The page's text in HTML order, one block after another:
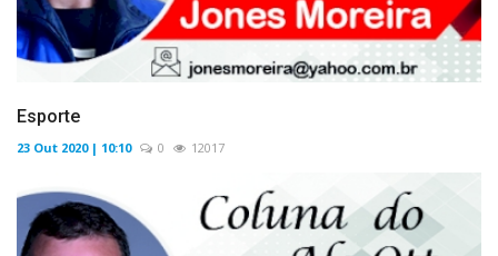
Esporte
23 Out 2020 | 10:10 0 12017